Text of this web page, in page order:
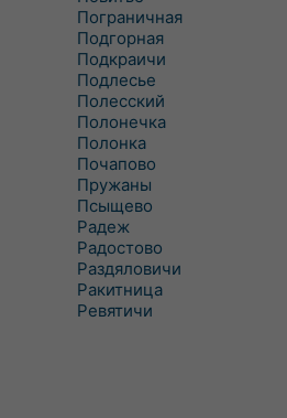
Пограничная
Подгорная
Подкраичи
Подлесье
Полесский
Полонечка
Полонка
Почапово
Пружаны
Псыщево
Радеж
Радостово
Раздяловичи
Ракитница
Ревятичи